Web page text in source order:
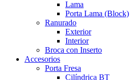
Lama
Porta Lama (Block)
Ranurado
Exterior
Interior
Broca con Inserto
Accesorios
Porta Fresa
Cilíndrica BT